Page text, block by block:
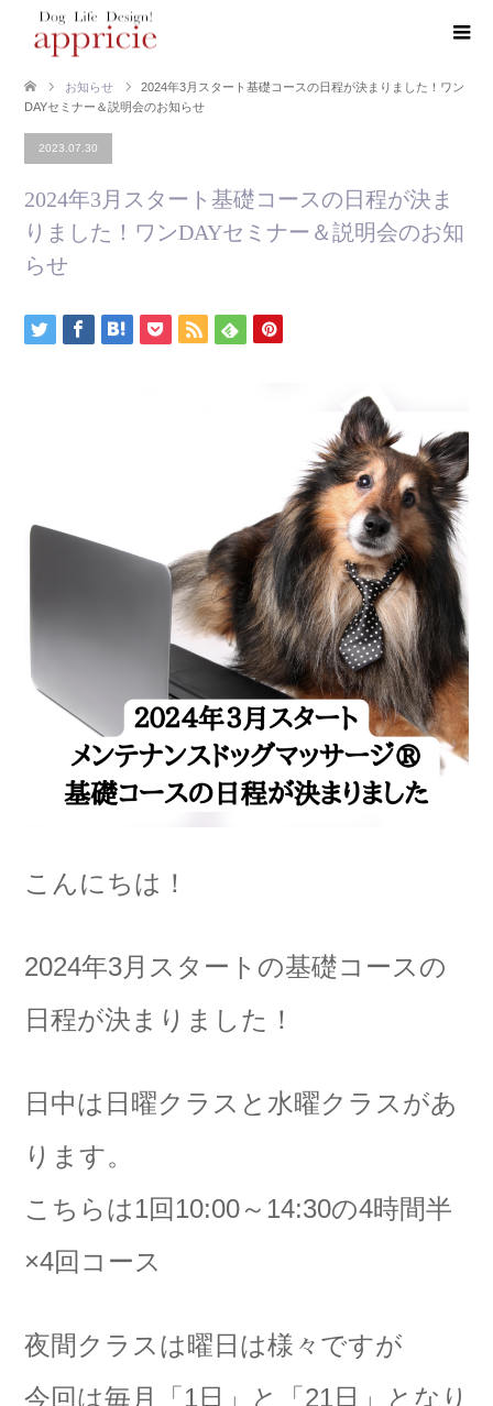
お知らせ
2024年3月スタート基礎コースの日程が決まりました！ワン
DAYセミナー＆説明会のお知らせ
2023.07.30
2024年3月スタート基礎コースの日程が決ま
りました！ワンDAYセミナー＆説明会のお知
らせ
こんにちは！
2024年3月スタートの基礎コースの
日程が決まりました！
日中は日曜クラスと水曜クラスがあ
ります。
こちらは1回10:00～14:30の4時間半
×4回コース
夜間クラスは曜日は様々ですが
今回は毎月「1日」と「21日」となり